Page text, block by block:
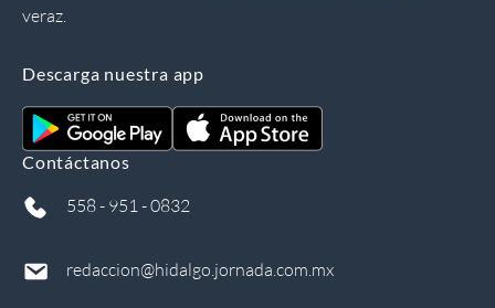
veraz.
Descarga nuestra app
Contáctanos
558 - 951 - 0832
redaccion@hidalgo.jornada.com.mx